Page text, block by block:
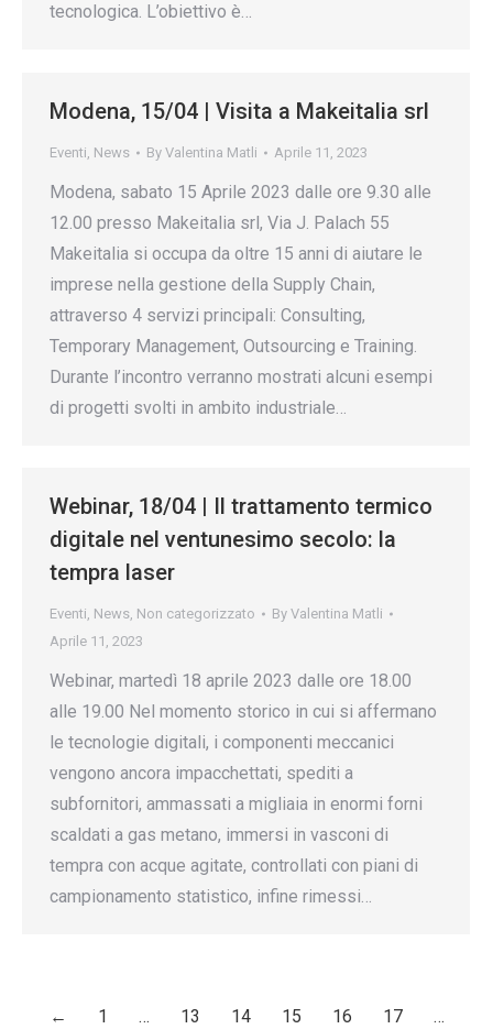
tecnologica. L’obiettivo è…
Modena, 15/04 | Visita a Makeitalia srl
Eventi, News By Valentina Matli Aprile 11, 2023
Modena, sabato 15 Aprile 2023 dalle ore 9.30 alle
12.00 presso Makeitalia srl, Via J. Palach 55
Makeitalia si occupa da oltre 15 anni di aiutare le
imprese nella gestione della Supply Chain,
attraverso 4 servizi principali: Consulting,
Temporary Management, Outsourcing e Training.
Durante l’incontro verranno mostrati alcuni esempi
di progetti svolti in ambito industriale…
Webinar, 18/04 | Il trattamento termico
digitale nel ventunesimo secolo: la
tempra laser
Eventi, News, Non categorizzato By Valentina Matli
Aprile 11, 2023
Webinar, martedì 18 aprile 2023 dalle ore 18.00
alle 19.00 Nel momento storico in cui si affermano
le tecnologie digitali, i componenti meccanici
vengono ancora impacchettati, spediti a
subfornitori, ammassati a migliaia in enormi forni
scaldati a gas metano, immersi in vasconi di
tempra con acque agitate, controllati con piani di
campionamento statistico, infine rimessi…
← 1 … 13 14 15 16 17
…